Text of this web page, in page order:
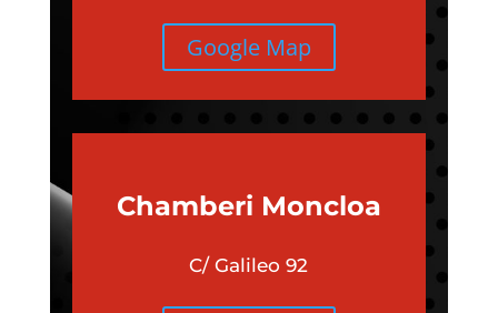
Google Map
Chamberi Moncloa
C/ Galileo 92